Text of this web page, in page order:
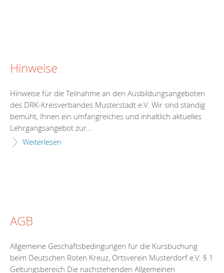
Hinweise
Hinweise für die Teilnahme an den Ausbildungsangeboten
des DRK-Kreisverbandes Musterstadt e.V. Wir sind ständig
bemüht, Ihnen ein umfangreiches und inhaltlich aktuelles
Lehrgangsangebot zur...
Weiterlesen
AGB
Allgemeine Geschäftsbedingungen für die Kursbuchung
beim Deutschen Roten Kreuz, Ortsverein Musterdorf e.V. § 1
Geltungsbereich Die nachstehenden Allgemeinen